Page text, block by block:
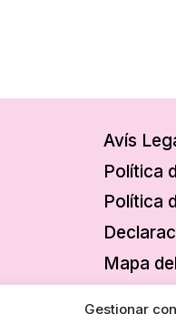
Gestionar
Avís
Política
Política
Mapa